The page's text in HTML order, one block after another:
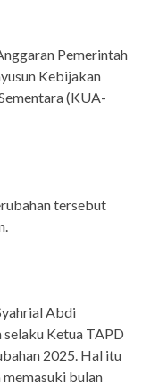
Pemerintah
Kebijakan
(KUA-
tersebut
Abdi
Ketua TAPD
2025. Hal itu
bulan